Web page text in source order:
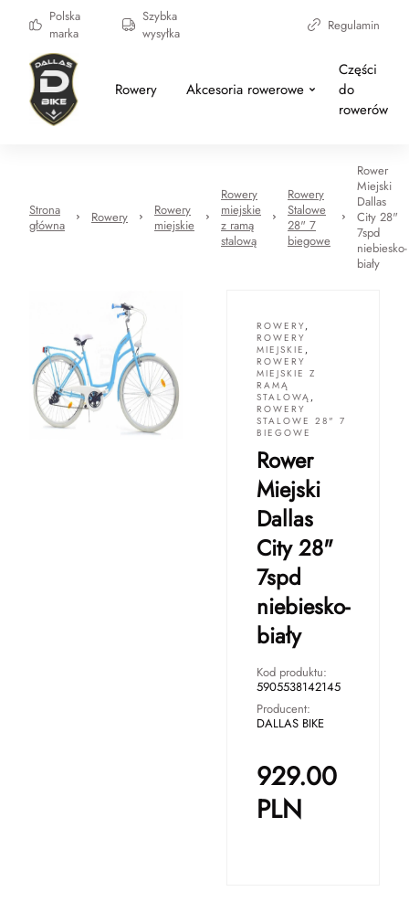
Polska
marka
Szybka
wysyłka
Regulamin
Rowery Akcesoria rowerowe
Części
do
rowerów
Strona
główna
Rowery
Rowery
miejskie
Rowery
miejskie
z ramą
stalową
Rowery
Stalowe
28" 7
biegowe
Rower
Miejski
Dallas
City 28"
7spd
niebiesko-
biały
ROWERY,
ROWERY
MIEJSKIE ,
ROWERY
MIEJSKIE Z
RAMĄ
STALOWĄ ,
ROWERY
STALOWE 28" 7
BIEGOWE
Rower
Miejski
Dallas
City 28"
7spd
niebiesko-
biały
Kod produktu:
5905538142145
Producent:
DALLAS BIKE
929.00
PLN